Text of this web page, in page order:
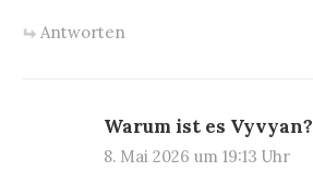
Antworten
Warum ist es Vyvyan?
8. Mai 2026 um 19:13 Uhr